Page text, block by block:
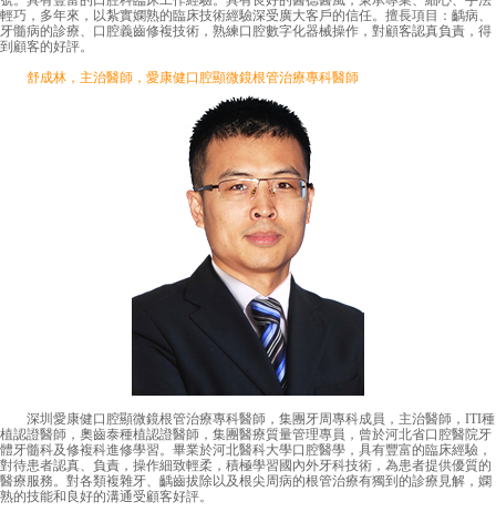
輕巧，多年來，以紮實嫻熟的臨床技術經驗深受廣大客戶的信任。擅長項目：齲病、
牙髓病的診療、口腔義齒修複技術，熟練口腔數字化器械操作，對顧客認真負責，得
到顧客的好評。
舒成林，主治醫師，愛康健口腔顯微鏡根管治療專科醫師
深圳愛康健口腔顯微鏡根管治療專科醫師，集團牙周專科成員，主治醫師，ITI種
植認證醫師，奧齒泰種植認證醫師，集團醫療質量管理專員，曾於河北省口腔醫院牙
體牙髓科及修複科進修學習。畢業於河北醫科大學口腔醫學，具有豐富的臨床經驗，
對待患者認真、負責，操作細致輕柔，積極學習國內外牙科技術，為患者提供優質的
醫療服務。對各類複雜牙、齲齒拔除以及根尖周病的根管治療有獨到的診療見解，嫻
熟的技能和良好的溝通受顧客好評。